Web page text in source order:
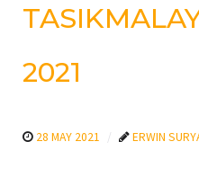
2021
28 MAY 2021 ERWIN